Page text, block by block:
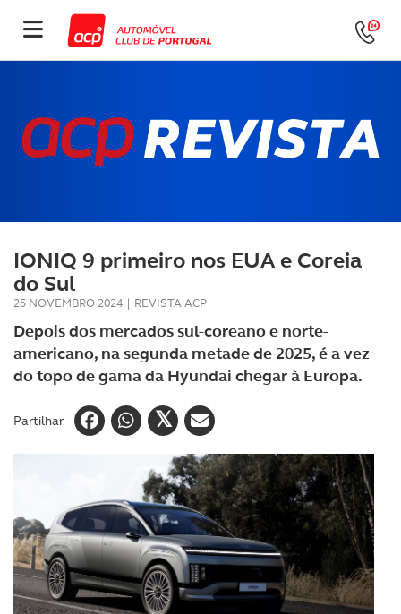
IONIQ 9 primeiro nos EUA e Coreia
do Sul
25 NOVEMBRO 2024 | REVISTA ACP
Depois dos mercados sul-coreano e norte-
americano, na segunda metade de 2025, é a vez
do topo de gama da Hyundai chegar à Europa.
Partilhar